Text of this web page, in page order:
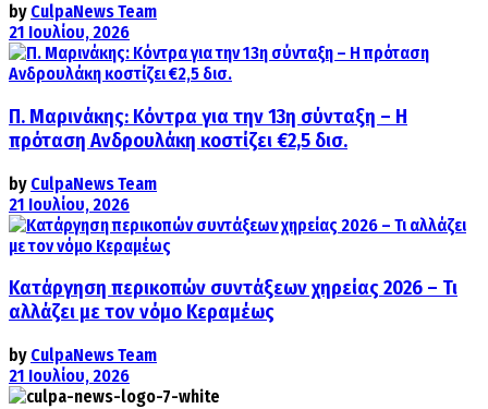
by CulpaNews Team
21 Ιουλίου, 2026
Π. Μαρινάκης: Κόντρα για την 13η σύνταξη – Η
πρόταση Ανδρουλάκη κοστίζει €2,5 δισ.
by CulpaNews Team
21 Ιουλίου, 2026
Κατάργηση περικοπών συντάξεων χηρείας 2026 – Τι
αλλάζει με τον νόμο Κεραμέως
by CulpaNews Team
21 Ιουλίου, 2026